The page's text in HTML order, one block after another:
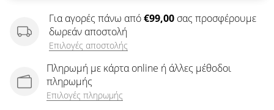
Για αγορές πάνω από€99,00 σας προσφέρουμε
δωρεάν αποστολή
Επιλογές αποστολής
Πληρωμή με κάρτα online ή άλλες μέθοδοι
πληρωμής
Επιλογές πληρωμής